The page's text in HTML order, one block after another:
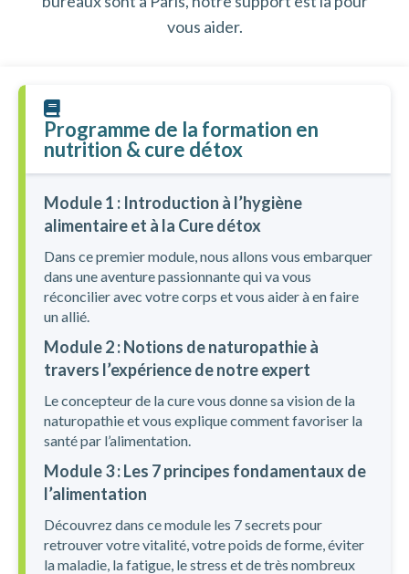
vous aider.
Programme de la formation en
nutrition & cure détox
Module 1 : Introduction à l’hygiène
alimentaire et à la Cure détox
Dans ce premier module, nous allons vous embarquer
dans une aventure passionnante qui va vous
réconcilier avec votre corps et vous aider à en faire
un allié.
Module 2 : Notions de naturopathie à
travers l’expérience de notre expert
Le concepteur de la cure vous donne sa vision de la
naturopathie et vous explique comment favoriser la
santé par l’alimentation.
Module 3 : Les 7 principes fondamentaux de
l’alimentation
Découvrez dans ce module les 7 secrets pour
retrouver votre vitalité, votre poids de forme, éviter
la maladie, la fatigue, le stress et de très nombreux